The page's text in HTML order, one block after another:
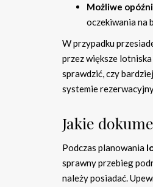
Możliwe
oczekiwania na
W przypadku
przez większe
sprawdzić, czy
systemie
Jakie
Podczas planowania
sprawny przebieg
należy posiadać.